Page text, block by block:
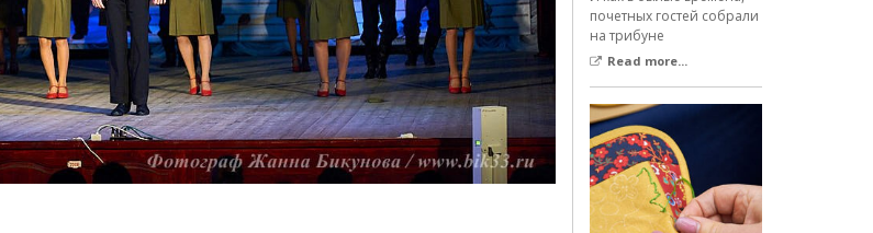
почетных гостей собрали
на трибуне
Read more...